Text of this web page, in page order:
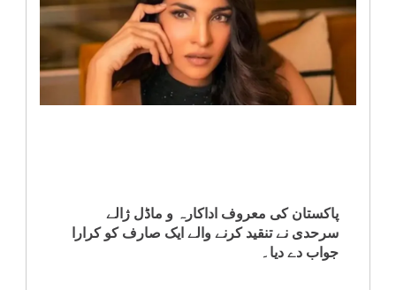
انٹرٹینمنٹ
صحت
پاکستان کی معروف اداکارہ و ماڈل ژالے
سرحدی نے تنقید کرنے والے ایک صارف کو کرارا
جواب دے دیا۔